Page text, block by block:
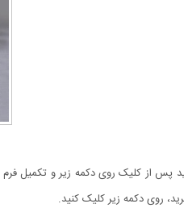
پس از کلیک روی دکمه زیر و تکمیل فرم
روی دکمه زیر کلیک کنید.